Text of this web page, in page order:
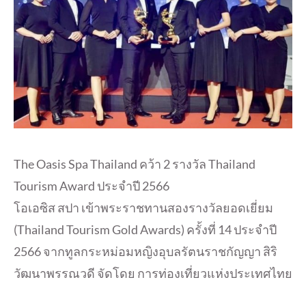
The Oasis Spa Thailand คว้า 2 รางวัล Thailand
Tourism Award ประจำปี 2566
โอเอซิส สปา เข้าพระราชทานสองรางวัลยอดเยี่ยม
(Thailand Tourism Gold Awards) ครั้งที่ 14 ประจำปี
2566 จากทูลกระหม่อมหญิงอุบลรัตนราชกัญญา สิริ
วัฒนาพรรณวดี จัดโดย การท่องเที่ยวแห่งประเทศไทย